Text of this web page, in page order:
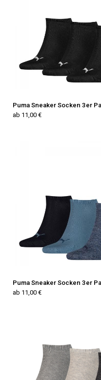
Puma Sneaker Socken 3er
ab 11,00 €
Puma Sneaker Socken 3er
ab 11,00 €